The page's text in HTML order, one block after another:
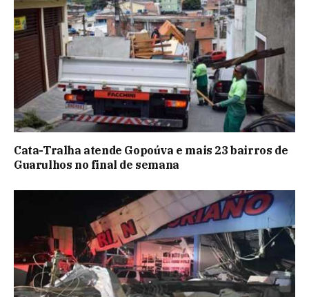
Cata-Tralha atende Gopoúva e mais 23 bairros de
Guarulhos no final de semana